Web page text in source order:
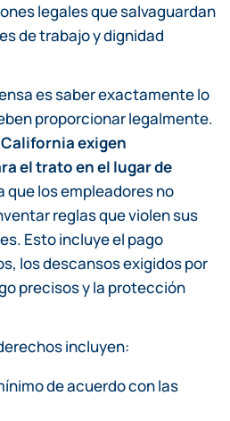
legales que salvaguardan
de trabajo y dignidad
es saber exactamente lo
proporcionar legalmente.
exigen
el trato en el lugar de
que los empleadores no
reglas que violen sus
Esto incluye el pago
los descansos exigidos por
precisos y la protección
incluyen:
de acuerdo con las